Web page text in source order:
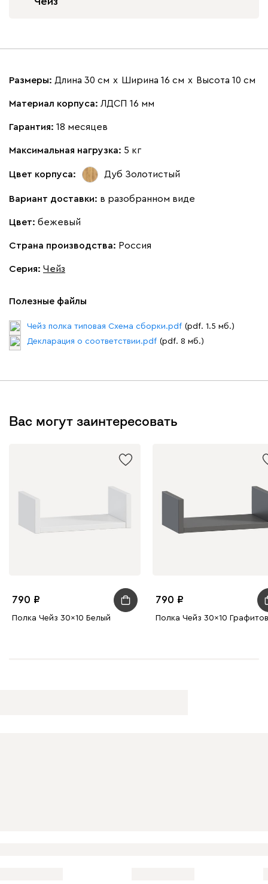
Размеры: Длина 30 см х Ширина 16 см х Высота 10 см
Материал корпуса: ЛДСП 16 мм
Гарантия: 18 месяцев
Максимальная нагрузка: 5 кг
Цвет корпуса: Дуб Золотистый
Вариант доставки: в разобранном виде
Цвет: бежевый
Страна производства: Россия
Серия: Чейз
Полезные файлы
Чейз полка типовая Схема сборки.pdf (pdf. 1.5 мб.)
Декларация о соответствии.pdf (pdf. 8 мб.)
Вас могут заинтересовать
790
Полка Чейз 30x10 Белый
790
Полка Чейз 30x10